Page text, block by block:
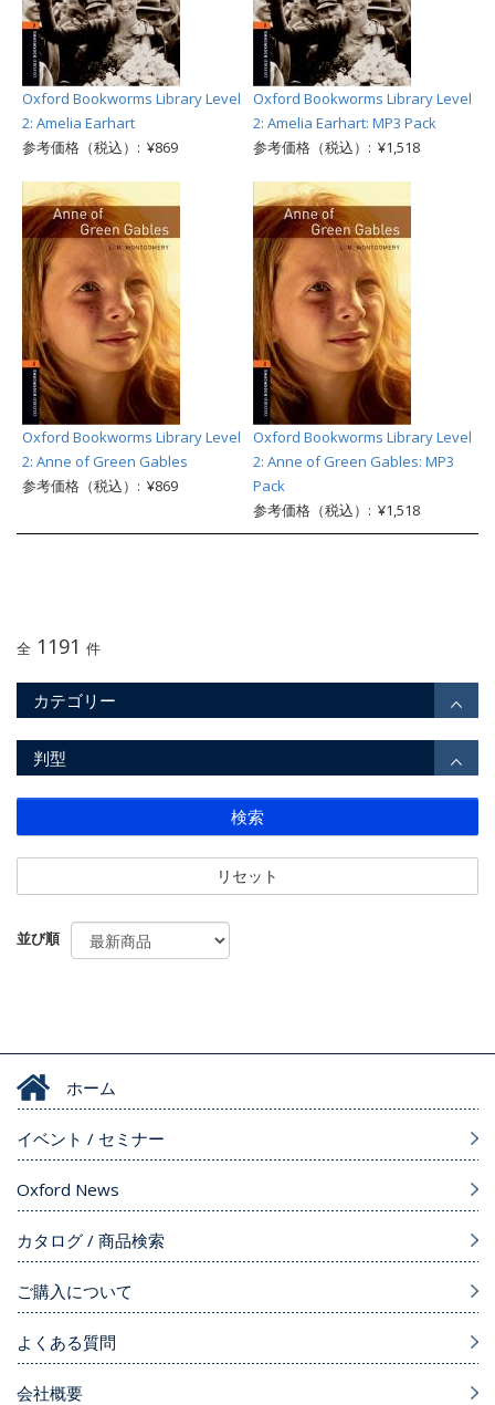
Oxford Bookworms Library Level
2: Amelia Earhart
参考価格（税込）: ¥869
Oxford Bookworms Library Level
2: Amelia Earhart: MP3 Pack
参考価格（税込）: ¥1,518
Oxford Bookworms Library Level
2: Anne of Green Gables
参考価格（税込）: ¥869
Oxford Bookworms Library Level
2: Anne of Green Gables: MP3
Pack
参考価格（税込）: ¥1,518
全 1191 件
カテゴリー
判型
検索
リセット
並び順
ホーム
イベント / セミナー
Oxford News
カタログ / 商品検索
ご購入について
よくある質問
会社概要